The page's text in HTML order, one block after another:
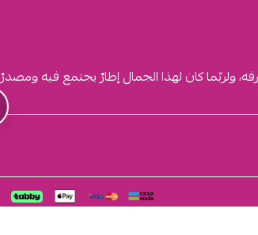
ولربّما كان لهذا الجمال إطارٌ يجتمع فيه